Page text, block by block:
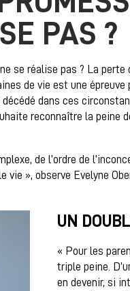
PAS ?
se réalise pas ? La perte
de vie est une
dans ces
reconnaître la peine
de l’ordre de
», observe Evelyne
UN
« Pour les
triple peine.
en devenir, si